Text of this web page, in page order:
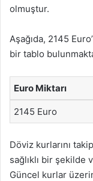
olmuştur.
Aşağıda, 2145
bir tablo
Euro Miktarı
2145 Euro
Döviz kurlarını
sağlıklı bir şekilde
Güncel kurlar